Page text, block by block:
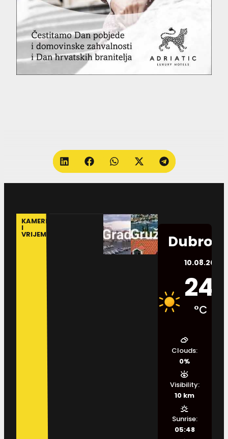
KAMERE
I
VRIJEME
10.08.2026.
24
°C
Clouds:
0%
Visibility:
10 km
Sunrise:
05:48